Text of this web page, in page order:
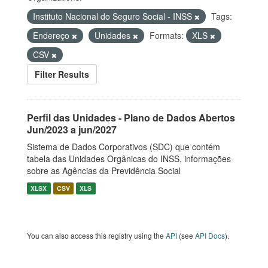
Instituto Nacional do Seguro Social - INSS
Tags:
Endereço
Unidades Formats:
XLS
CSV
Filter Results
Perfil das Unidades - Plano de Dados Abertos
Jun/2023 a jun/2027
Sistema de Dados Corporativos (SDC) que contém
tabela das Unidades Orgânicas do INSS, informações
sobre as Agências da Previdência Social
XLSX CSV XLS
You can also access this registry using the API (see API Docs).